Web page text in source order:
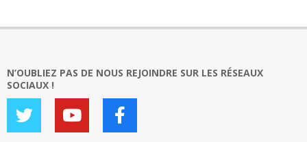
N’OUBLIEZ PAS DE NOUS REJOINDRE SUR LES RÉSEAUX
SOCIAUX !